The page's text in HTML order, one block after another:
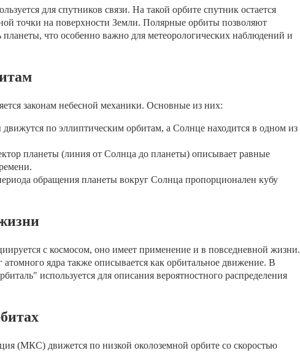
для спутников связи. На такой орбите спутник остается
точки на поверхности Земли. Полярные орбиты позволяют
что особенно важно для метеорологических наблюдений и
законам небесной механики. Основные из них:
по эллиптическим орбитам, а Солнце находится в одном из
планеты (линия от Солнца до планеты) описывает равные
обращения планеты вокруг Солнца пропорционален кубу
с космосом, оно имеет применение и в повседневной жизни.
ядра также описывается как орбитальное движение. В
используется для описания вероятностного распределения
(МКС) движется по низкой околоземной орбите со скоростью